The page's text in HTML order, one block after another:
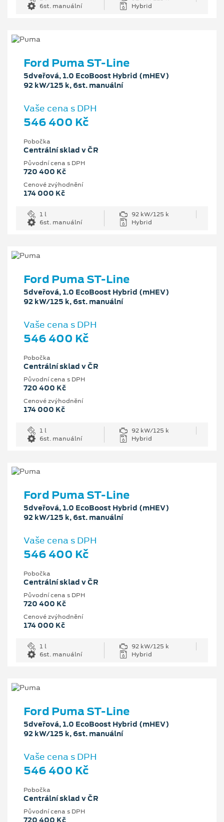
6st. manuální
Hybrid
Ford Puma ST-Line
5dveřová, 1.0 EcoBoost Hybrid (mHEV)
92 kW/125 k, 6st. manuální
Vaše cena s DPH
546 400 Kč
Pobočka
Centrální sklad v ČR
Původní cena s DPH
720 400 Kč
Cenové zvýhodnění
174 000 Kč
1 l
92 kW/125 k
6st. manuální
Hybrid
Ford Puma ST-Line
5dveřová, 1.0 EcoBoost Hybrid (mHEV)
92 kW/125 k, 6st. manuální
Vaše cena s DPH
546 400 Kč
Pobočka
Centrální sklad v ČR
Původní cena s DPH
720 400 Kč
Cenové zvýhodnění
174 000 Kč
1 l
92 kW/125 k
6st. manuální
Hybrid
Ford Puma ST-Line
5dveřová, 1.0 EcoBoost Hybrid (mHEV)
92 kW/125 k, 6st. manuální
Vaše cena s DPH
546 400 Kč
Pobočka
Centrální sklad v ČR
Původní cena s DPH
720 400 Kč
Cenové zvýhodnění
174 000 Kč
1 l
92 kW/125 k
6st. manuální
Hybrid
Ford Puma ST-Line
5dveřová, 1.0 EcoBoost Hybrid (mHEV)
92 kW/125 k, 6st. manuální
Vaše cena s DPH
546 400 Kč
Pobočka
Centrální sklad v ČR
Původní cena s DPH